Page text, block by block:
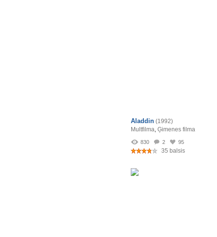
Aladdin (1992)
Multfilma, Ģimenes filma
830 2 95
35 balsis